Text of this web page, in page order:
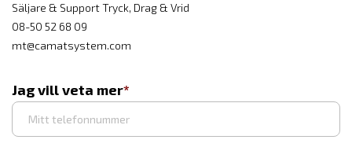
Säljare & Support Tryck, Drag & Vrid
08-50 52 68 09
mt@camatsystem.com
Jag vill veta mer